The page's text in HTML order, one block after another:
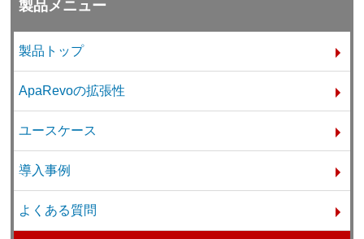
製品メニュー
製品トップ
ApaRevoの拡張性
ユースケース
導入事例
よくある質問